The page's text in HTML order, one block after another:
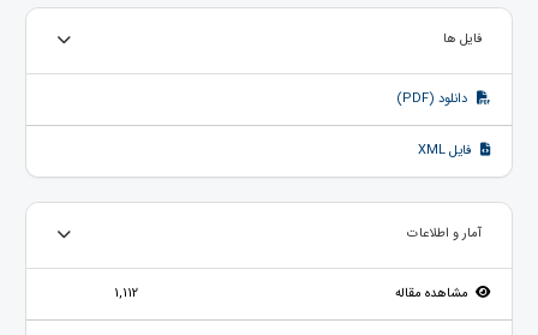
فایل ها
دانلود (PDF)
فایل XML
آمار و اطلاعات
مشاهده مقاله 1,112